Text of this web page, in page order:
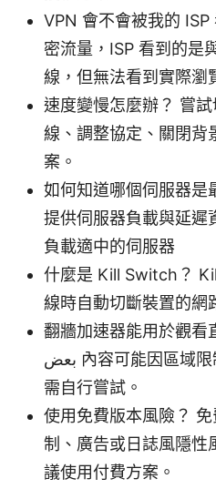
VPN 會不會被我的
密流量，ISP 看到的是
線，但無法看到實際瀏
速度變慢怎麼辦？ 嘗
線、調整協定、關閉背
案。
如何知道哪個伺服器是
提供伺服器負載與延遲
負載適中的伺服器
什麼是 Kill Switch？
線時自動切斷裝置的網
翻牆加速器能用於觀看
بعض 內容可能因區域限制或服務條款而受限，
需自行嘗試。
使用免費版本風險？
制、廣告或日誌風隱性
議使用付費方案。